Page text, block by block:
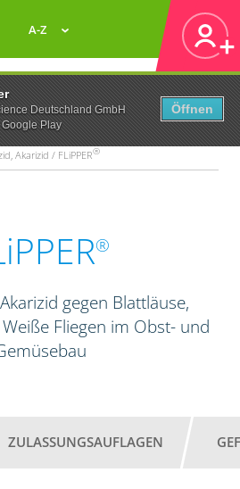
Deutschland GmbH
Play
Öffnen
A-Z
Akarizid / FLiPPER®
®
gegen Blattläuse,
Fliegen im Obst- und
ZULASSUNGSAUFLAGEN